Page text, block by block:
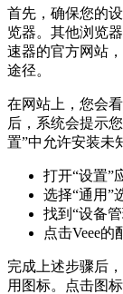
首先，确保您的
览器。其他浏览
速器的官方网站
途径。
在网站上，您会
后，系统会提示
置”中允许安装未
打开“设置”
选择“通用”
找到“设备管
点击Veee的
完成上述步骤后
用图标。点击图